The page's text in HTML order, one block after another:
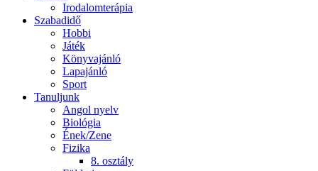
Irodalomterápia
Szabadidő
Hobbi
Játék
Könyvajánló
Lapajánló
Sport
Tanuljunk
Angol nyelv
Biológia
Ének/Zene
Fizika
8. osztály